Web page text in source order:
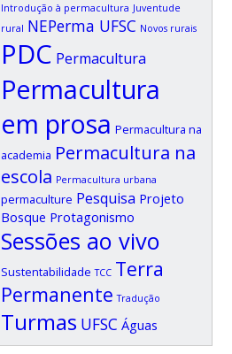
Introdução à permacultura Juventude
rural NEPerma UFSC Novos rurais
PDC Permacultura
Permacultura
em prosa Permacultura na
academia Permacultura na
escola Permacultura urbana
permaculture Pesquisa Projeto
Bosque Protagonismo
Sessões ao vivo
Sustentabilidade TCC Terra
Permanente Tradução
Turmas UFSC Águas